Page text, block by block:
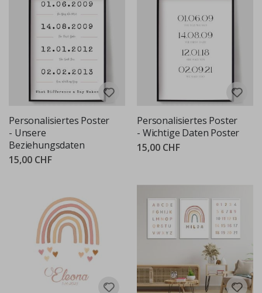
Personalisiertes Poster
- Unsere
Beziehungsdaten
15,00 CHF
Personalisiertes Poster
- Wichtige Daten Poster
15,00 CHF